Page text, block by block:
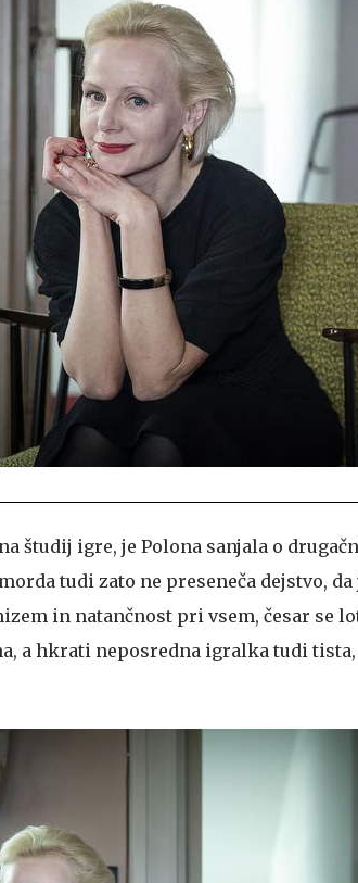
študij igre, je Polona sanjala o
tudi zato ne preseneča dejstvo,
in natančnost pri vsem, česar se
a hkrati neposredna igralka tudi